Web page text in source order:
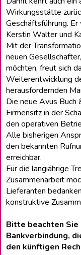
Wirkungsstätte
Geschäftsführung.
Kerstin Walter und
Mit der
neuen
möchten, freut sich
Weiterentwicklung
herausfordernden
Die neue Avus Buch
Firmensitz in der
den operativen
Alle bisherigen
den bekannten
erreichbar.
Für die langiährige
Zusammenarbeit
Lieferanten
konstruktive
Bitte beachten Sie
Bankverbindung,
den künftigen